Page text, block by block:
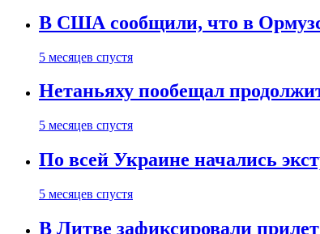
В США сообщили, что в
5 месяцев спустя
Нетаньяху пообещал
5 месяцев спустя
По всей Украине начались
5 месяцев спустя
В Литве зафиксировали